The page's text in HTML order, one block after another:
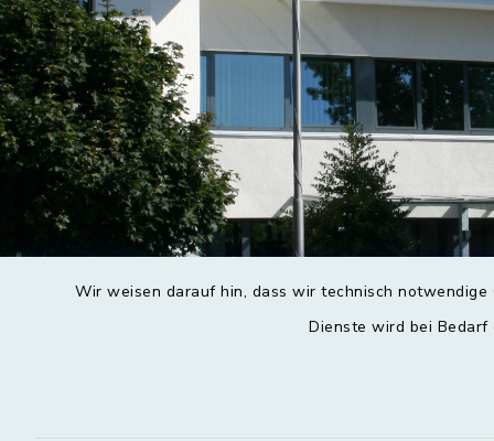
Wir weisen darauf hin, dass wir technisch
Dienste wird bei